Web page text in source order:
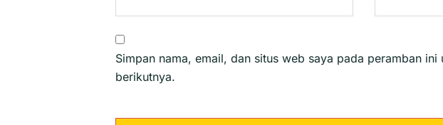
Simpan nama, email, dan situs web saya pada peramban ini
berikutnya.